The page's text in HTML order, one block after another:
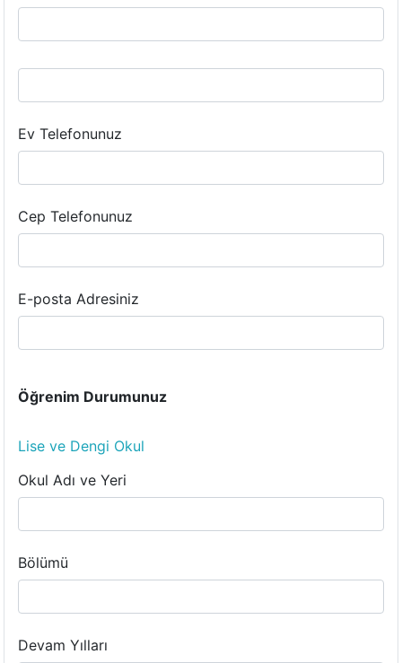
Ev Telefonunuz
Cep Telefonunuz
E-posta Adresiniz
Öğrenim Durumunuz
Lise ve Dengi Okul
Okul Adı ve Yeri
Bölümü
Devam Yılları